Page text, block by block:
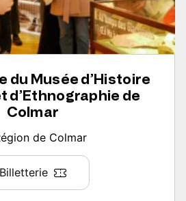
du Musée d’Histoire
d’Ethnographie de
Colmar
de Colmar
Billetterie